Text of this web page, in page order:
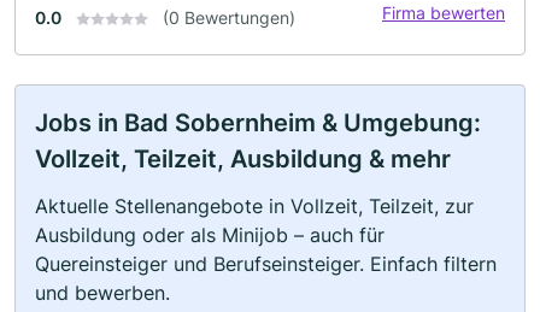
0.0 (0 Bewertungen) Firma bewerten
Jobs in Bad Sobernheim & Umgebung:
Vollzeit, Teilzeit, Ausbildung & mehr
Aktuelle Stellenangebote in Vollzeit, Teilzeit, zur
Ausbildung oder als Minijob – auch für
Quereinsteiger und Berufseinsteiger. Einfach filtern
und bewerben.